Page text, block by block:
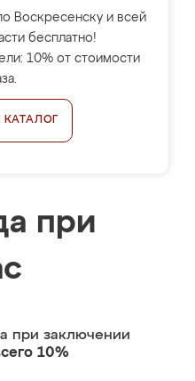
Воскресенску и всей
бесплатно!
10% от стоимости
КАТАЛОГ
при
при заключении
10%